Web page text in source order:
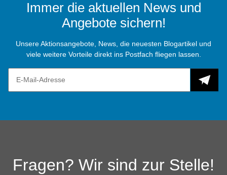
Immer die aktuellen News und
Angebote sichern!
Unsere Aktionsangebote, News, die neuesten Blogartikel und
viele weitere Vorteile direkt ins Postfach fliegen lassen.
Fragen? Wir sind zur Stelle!